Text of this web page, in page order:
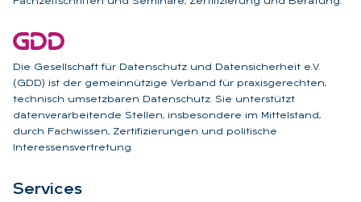
Die Gesellschaft für Datenschutz und Datensicherheit e.V.
(GDD) ist der gemeinnützige Verband für praxisgerechten,
technisch umsetzbaren Datenschutz. Sie unterstützt
datenverarbeitende Stellen, insbesondere im Mittelstand,
durch Fachwissen, Zertifizierungen und politische
Interessensvertretung.
Ser­vices